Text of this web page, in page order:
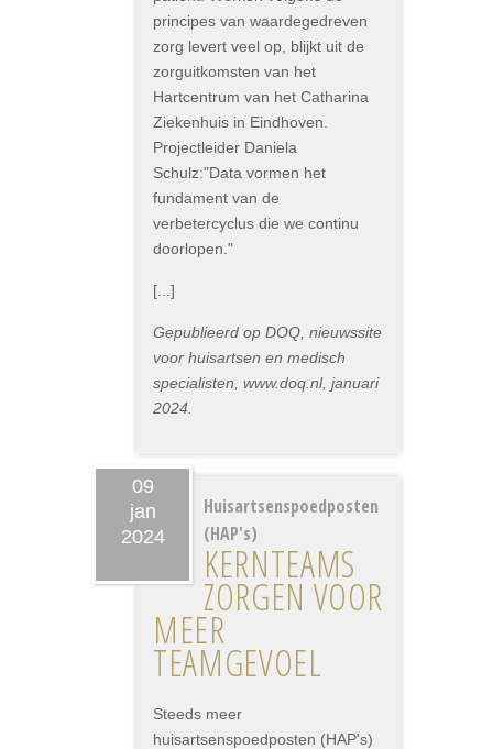
principes van waardegedreven
zorg levert veel op, blijkt uit de
zorguitkomsten van het
Hartcentrum van het Catharina
Ziekenhuis in Eindhoven.
Projectleider Daniela
Schulz:"Data vormen het
fundament van de
verbetercyclus die we continu
doorlopen."
[...]
Gepublieerd op DOQ, nieuwssite
voor huisartsen en medisch
specialisten, www.doq.nl, januari
2024.
09
jan
2024
Huisartsenspoedposten
(HAP's)
KERNTEAMS
ZORGEN VOOR
MEER
TEAMGEVOEL
Steeds meer
huisartsenspoedposten (HAP's)